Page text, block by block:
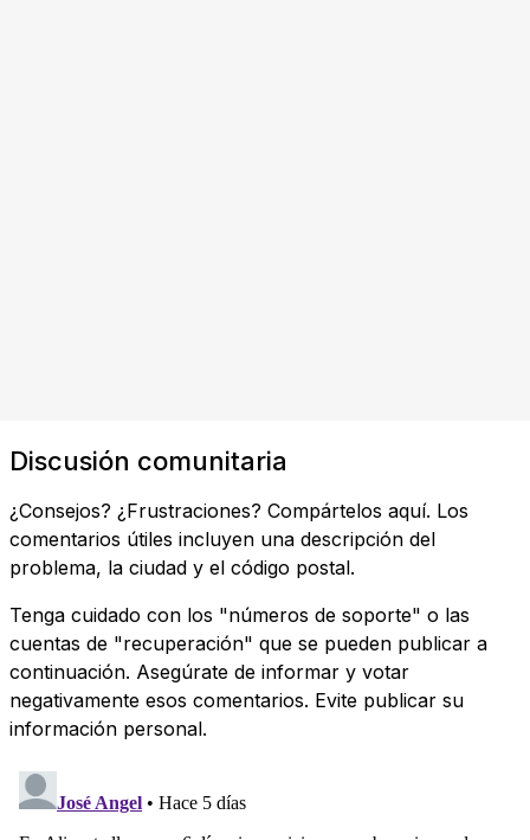
Discusión comunitaria
¿Consejos? ¿Frustraciones? Compártelos aquí. Los
comentarios útiles incluyen una descripción del
problema, la ciudad y el código postal.
Tenga cuidado con los "números de soporte" o las
cuentas de "recuperación" que se pueden publicar a
continuación. Asegúrate de informar y votar
negativamente esos comentarios. Evite publicar su
información personal.